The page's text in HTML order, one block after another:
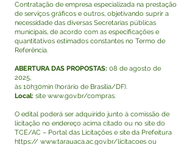
Contratação de empresa especializada na prestação
de serviços gráficos e outros, objetivando suprir a
necessidade das diversas Secretarias públicas
municipais, de acordo com as especificações e
quantitativos estimados constantes no Termo de
Referência.
ABERTURA DAS PROPOSTAS: 08 de agosto de
2025,
às 10h30min (horário de Brasília/DF).
Local: site www.gov.br/compras.
O edital poderá ser adquirido junto à comissão de
licitação no endereço acima citado ou no site do
TCE/AC – Portal das Licitações e site da Prefeitura
https:// www.tarauaca.ac.gov.br/licitacoes ou